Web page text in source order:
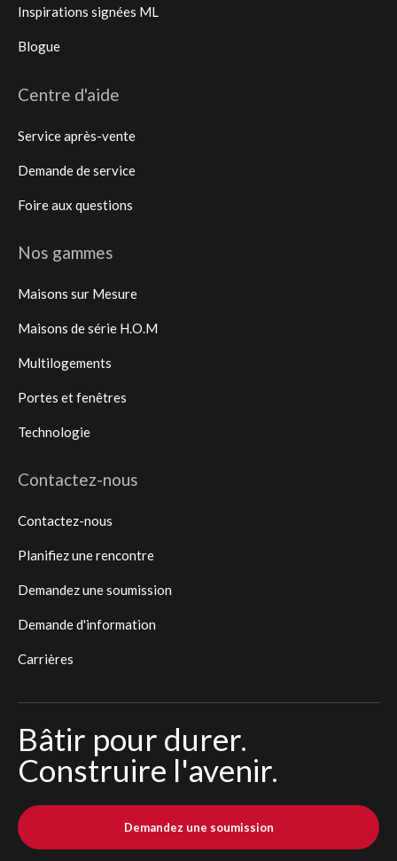
Inspirations signées ML
Blogue
Centre d'aide
Service après-vente
Demande de service
Foire aux questions
Nos gammes
Maisons sur Mesure
Maisons de série H.O.M
Multilogements
Portes et fenêtres
Technologie
Contactez-nous
Contactez-nous
Planifiez une rencontre
Demandez une soumission
Demande d'information
Carrières
Bâtir pour durer.
Construire l'avenir.
Demandez une soumission